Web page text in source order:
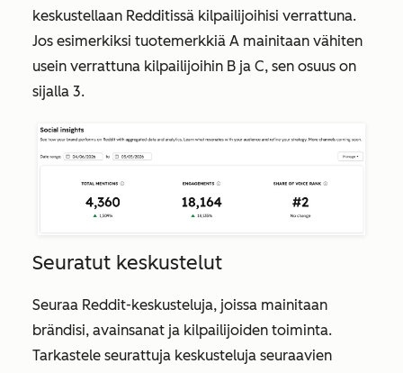
keskustellaan Redditissä kilpailijoihisi verrattuna.
Jos esimerkiksi tuotemerkkiä A mainitaan vähiten
usein verrattuna kilpailijoihin B ja C, sen osuus on
sijalla 3.
Seuratut keskustelut
Seuraa Reddit-keskusteluja, joissa mainitaan
brändisi, avainsanat ja kilpailijoiden toiminta.
Tarkastele seurattuja keskusteluja seuraavien